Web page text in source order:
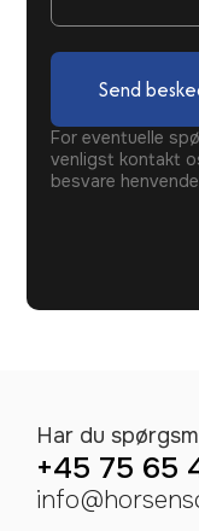
Send
For eventuelle
venligst kontakt
besvare
Har du
+45 75 65